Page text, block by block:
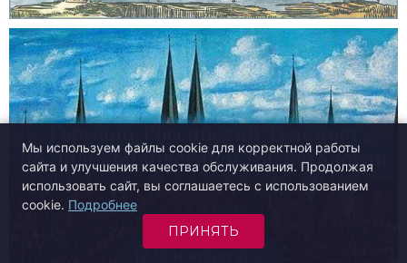
Мы используем файлы cookie для корректной работы
сайта и улучшения качества обслуживания. Продолжая
использовать сайт, вы соглашаетесь с использованием
cookie. Подробнее
ПРИНЯТЬ